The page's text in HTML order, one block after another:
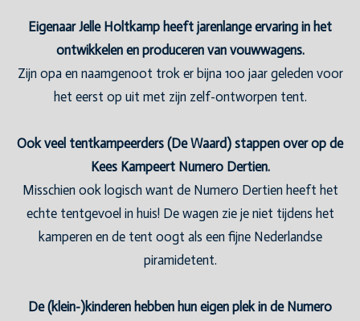
Eigenaar Jelle Holtkamp heeft jarenlange ervaring in het
ontwikkelen en produceren van vouwwagens.
Zijn opa en naamgenoot trok er bijna 100 jaar geleden voor
het eerst op uit met zijn zelf-ontworpen tent.
Ook veel tentkampeerders (De Waard) stappen over op de
Kees Kampeert Numero Dertien.
Misschien ook logisch want de Numero Dertien heeft het
echte tentgevoel in huis! De wagen zie je niet tijdens het
kamperen en de tent oogt als een fijne Nederlandse
piramidetent.
De (klein-)kinderen hebben hun eigen plek in de Numero